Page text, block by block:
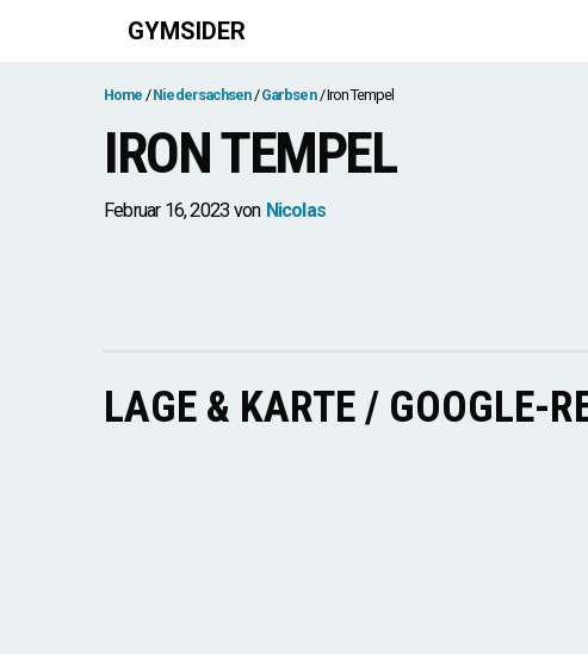
GYMSIDER
Home Niedersachsen Garbsen Iron Tempel
IRON TEMPEL
Februar 16, 2023 von Nicolas
LAGE & KARTE / GOOGLE-